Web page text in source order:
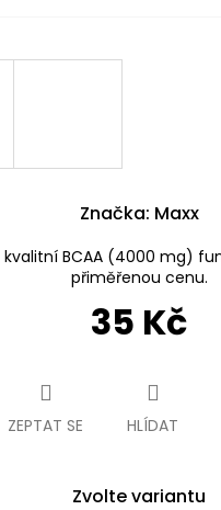
35 Kč
Zvolte variantu
kvalitní BCAA (4000 mg)
přiměřenou cenu.
ZEPTAT SE HLÍDAT
Značka: Maxx